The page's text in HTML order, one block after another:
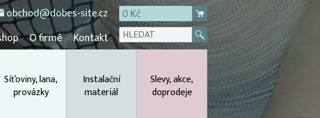
obchod@dobes-site.cz
0 Kč
O firmě Kontakt
Síťoviny, lana,
provázky
Instalační
materiál
Slevy, akce,
doprodeje